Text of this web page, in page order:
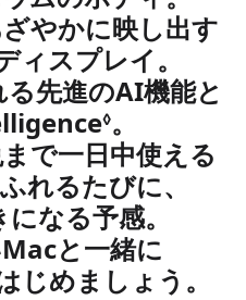
やかに映し出す
ィスプレイ。
先進のAI機能と
◊免責事項
。
で一日中使える
事項を参照
ふれるたびに、
になる予感。
と一緒に
じめましょう。